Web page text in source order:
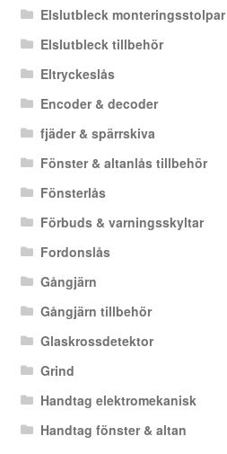
Elslutbleck monteringsstolpar
Elslutbleck tillbehör
Eltryckeslås
Encoder & decoder
fjäder & spärrskiva
Fönster & altanlås tillbehör
Fönsterlås
Förbuds & varningsskyltar
Fordonslås
Gångjärn
Gångjärn tillbehör
Glaskrossdetektor
Grind
Handtag elektromekanisk
Handtag fönster & altan